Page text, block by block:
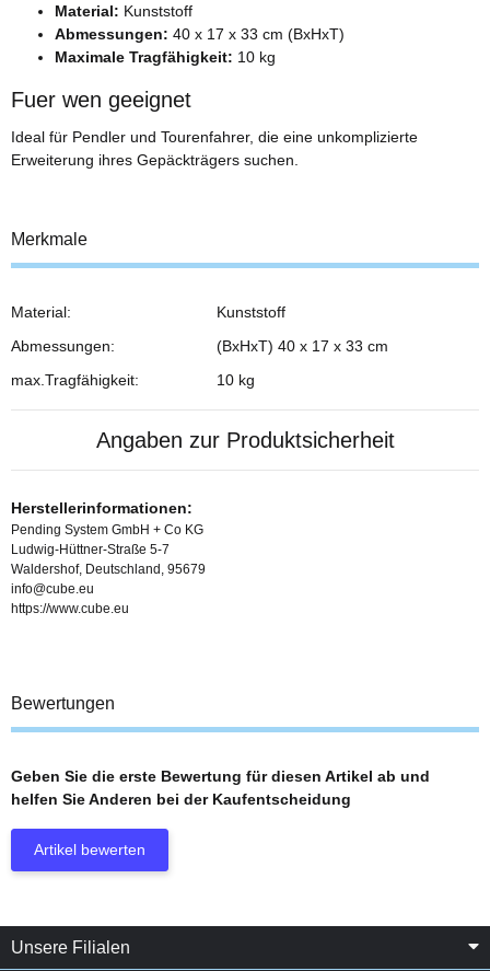
Material: Kunststoff
Abmessungen: 40 x 17 x 33 cm (BxHxT)
Maximale Tragfähigkeit: 10 kg
Fuer wen geeignet
Ideal für Pendler und Tourenfahrer, die eine unkomplizierte
Erweiterung ihres Gepäckträgers suchen.
Merkmale
Material:
Kunststoff
Abmessungen:
(BxHxT) 40 x 17 x 33 cm
max.Tragfähigkeit:
10 kg
Angaben zur Produktsicherheit
Herstellerinformationen:
Pending System GmbH + Co KG
Ludwig-Hüttner-Straße 5-7
Waldershof, Deutschland, 95679
info@cube.eu
https://www.cube.eu
Bewertungen
Geben Sie die erste Bewertung für diesen Artikel ab und
helfen Sie Anderen bei der Kaufentscheidung
Artikel bewerten
Unsere Filialen